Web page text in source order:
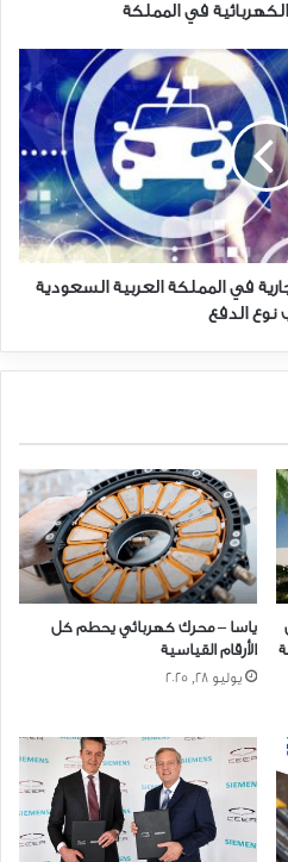
في المملكة
في المملكة العربية السعودية
الدفع
ياسا – محرك كهربائي يحطم كل
الأرقام القياسية
يوليو 28, 2025